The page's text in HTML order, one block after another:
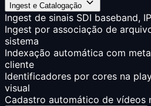
Ingest e Catalogação
Ingest de sinais SDI baseband,
Ingest por associação de
sistema
Indexação automática com
cliente
Identificadores por cores na
visual
Cadastro automático de vídeos